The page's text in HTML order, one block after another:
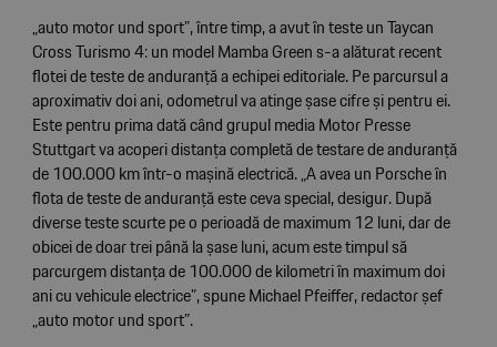
„auto motor und sport”, între timp, a avut în teste un Taycan
Cross Turismo 4: un model Mamba Green s-a alăturat recent
flotei de teste de anduranță a echipei editoriale. Pe parcursul a
aproximativ doi ani, odometrul va atinge șase cifre și pentru ei.
Este pentru prima dată când grupul media Motor Presse
Stuttgart va acoperi distanța completă de testare de anduranță
de 100.000 km într-o mașină electrică. „A avea un Porsche în
flota de teste de anduranță este ceva special, desigur. După
diverse teste scurte pe o perioadă de maximum 12 luni, dar de
obicei de doar trei până la șase luni, acum este timpul să
parcurgem distanța de 100.000 de kilometri în maximum doi
ani cu vehicule electrice”, spune Michael Pfeiffer, redactor șef
„auto motor und sport”.